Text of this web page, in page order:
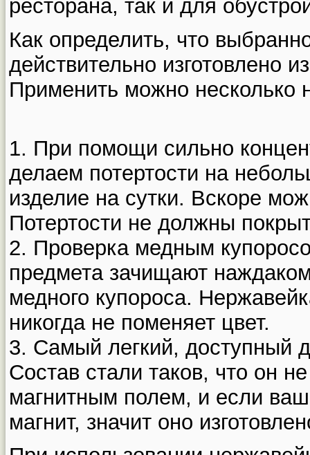
ресторана, так и для
Как определить, что
действительно изготовлено
Применить можно несколько
1. При помощи сильно
делаем потертости на
изделие на сутки. Вскоре
Потертости не должны
2. Проверка медным
предмета зачищают
медного купороса.
никогда не поменяет цвет.
3. Самый легкий, доступный
Состав стали таков, что он
магнитным полем, и если
магнит, значит оно